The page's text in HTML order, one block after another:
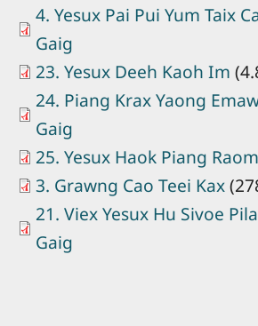
4. Yesux Pai Pui Yum Taix
Gaig
23. Yesux Deeh Kaoh Im
24. Piang Krax Yaong
Gaig
25. Yesux Haok Piang
3. Grawng Cao Teei Kax
21. Viex Yesux Hu Sivoe
Gaig